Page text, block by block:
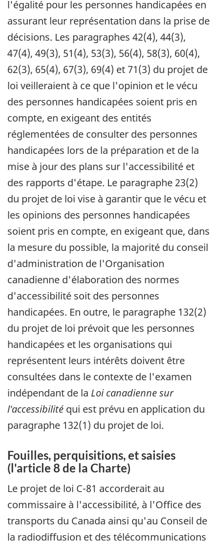
l'égalité pour les personnes handicapées en
assurant leur représentation dans la prise de
décisions. Les paragraphes 42(4), 44(3),
47(4), 49(3), 51(4), 53(3), 56(4), 58(3), 60(4),
62(3), 65(4), 67(3), 69(4) et 71(3) du projet de
loi veilleraient à ce que l'opinion et le vécu
des personnes handicapées soient pris en
compte, en exigeant des entités
réglementées de consulter des personnes
handicapées lors de la préparation et de la
mise à jour des plans sur l'accessibilité et
des rapports d'étape. Le paragraphe 23(2)
du projet de loi vise à garantir que le vécu et
les opinions des personnes handicapées
soient pris en compte, en exigeant que, dans
la mesure du possible, la majorité du conseil
d'administration de l'Organisation
canadienne d'élaboration des normes
d'accessibilité soit des personnes
handicapées. En outre, le paragraphe 132(2)
du projet de loi prévoit que les personnes
handicapées et les organisations qui
représentent leurs intérêts doivent être
consultées dans le contexte de l'examen
indépendant de la Loi canadienne sur
l'accessibilité qui est prévu en application du
paragraphe 132(1) du projet de loi.
Fouilles, perquisitions, et saisies
(l'article 8 de la Charte)
Le projet de loi C-81 accorderait au
commissaire à l'accessibilité, à l'Office des
transports du Canada ainsi qu'au Conseil de
la radiodiffusion et des télécommunications